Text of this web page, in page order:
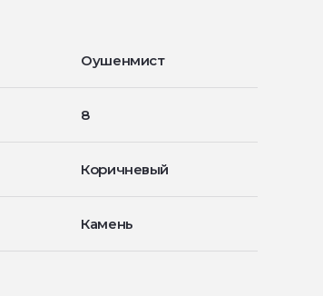
Оушенмист
8
Коричневый
Камень